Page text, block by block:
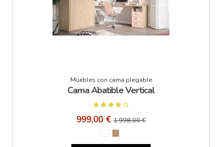
Muebles con cama plegable
Cama Abatible Vertical
999,00 € 1.998,00 €